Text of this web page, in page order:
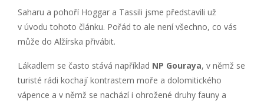
Saharu a pohoří Hoggar a Tassili jsme představili už
v úvodu tohoto článku. Pořád to ale není všechno, co vás
může do Alžírska přivábit.
Lákadlem se často stává například NP Gouraya, v němž se
turisté rádi kochají kontrastem moře a dolomitického
vápence a v němž se nachází i ohrožené druhy fauny a